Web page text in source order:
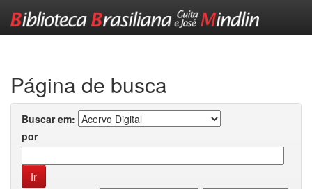
Página de busca
Buscar em:
por